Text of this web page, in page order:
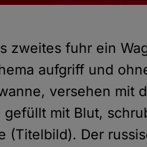
zweites fuhr ein
aufgriff und
versehen mit
mit Blut,
(Titelbild). Der